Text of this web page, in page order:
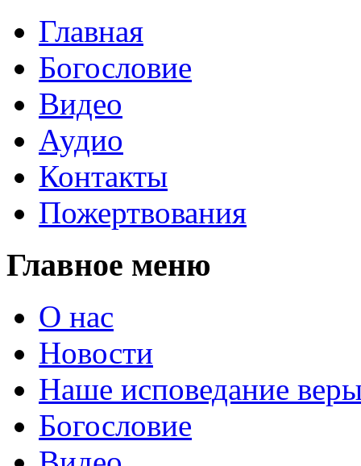
Главная
Богословие
Видео
Аудио
Контакты
Пожертвования
Главное меню
О нас
Новости
Наше исповедание
Богословие